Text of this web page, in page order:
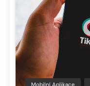
Mobilní Aplikace